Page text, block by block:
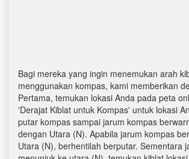
Bagi mereka yang ingin menemukan arah
menggunakan kompas, kami memberikan
Pertama, temukan lokasi Anda pada peta
'Derajat Kiblat untuk Kompas' untuk lokasi
putar kompas sampai jarum kompas
dengan Utara (N). Apabila jarum kompas
Utara (N), berhentilah berputar. Sementara